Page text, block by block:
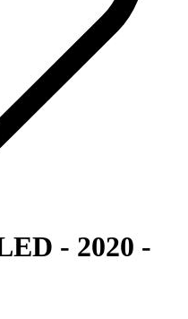
- 2020 -